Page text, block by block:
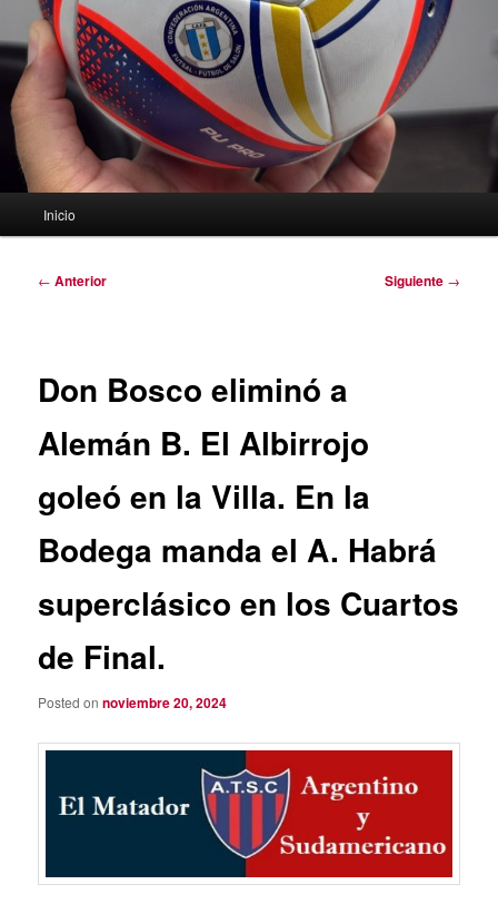
Inicio
Navegación
← Anterior Siguiente →
Don Bosco eliminó a
Alemán B. El Albirrojo
goleó en la Villa. En la
Bodega manda el A. Habrá
superclásico en los Cuartos
de Final.
Posted onnoviembre 20, 2024